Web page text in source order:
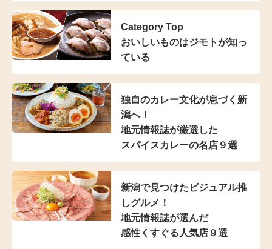
Category Top
おいしいものはジモトが知っ
ている
独自のカレー文化が息づく新
潟へ！
地元情報誌が厳選した
スパイスカレーの名店９選
新潟で見つけた ビジュアル推
しグルメ！
地元情報誌が選んだ
感性くすぐる人気店９選